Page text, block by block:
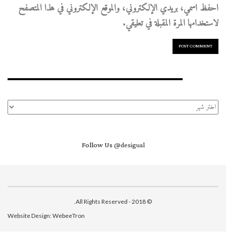
احفظ اسمي، بريدي الإلكتروني، والموقع الإلكتروني في هذا المتصفح
لاستخدامها المرة المقبلة في تعليقي.
الأرشيف
Follow Us@desigual
© 2018 - All Rights Reserved.
Website Design:WebeeTron